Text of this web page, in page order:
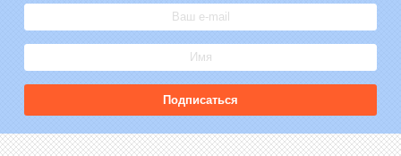
Подписаться